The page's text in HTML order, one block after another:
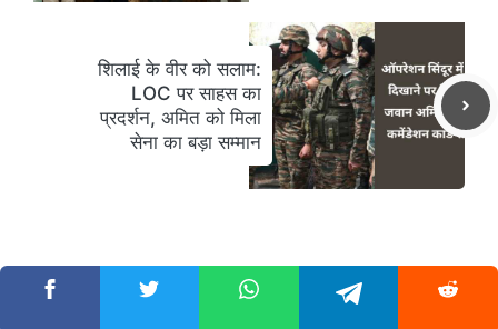
शिलाई के वीर को सलाम:
LOC पर साहस का
प्रदर्शन, अमित को मिला
सेना का बड़ा सम्मान